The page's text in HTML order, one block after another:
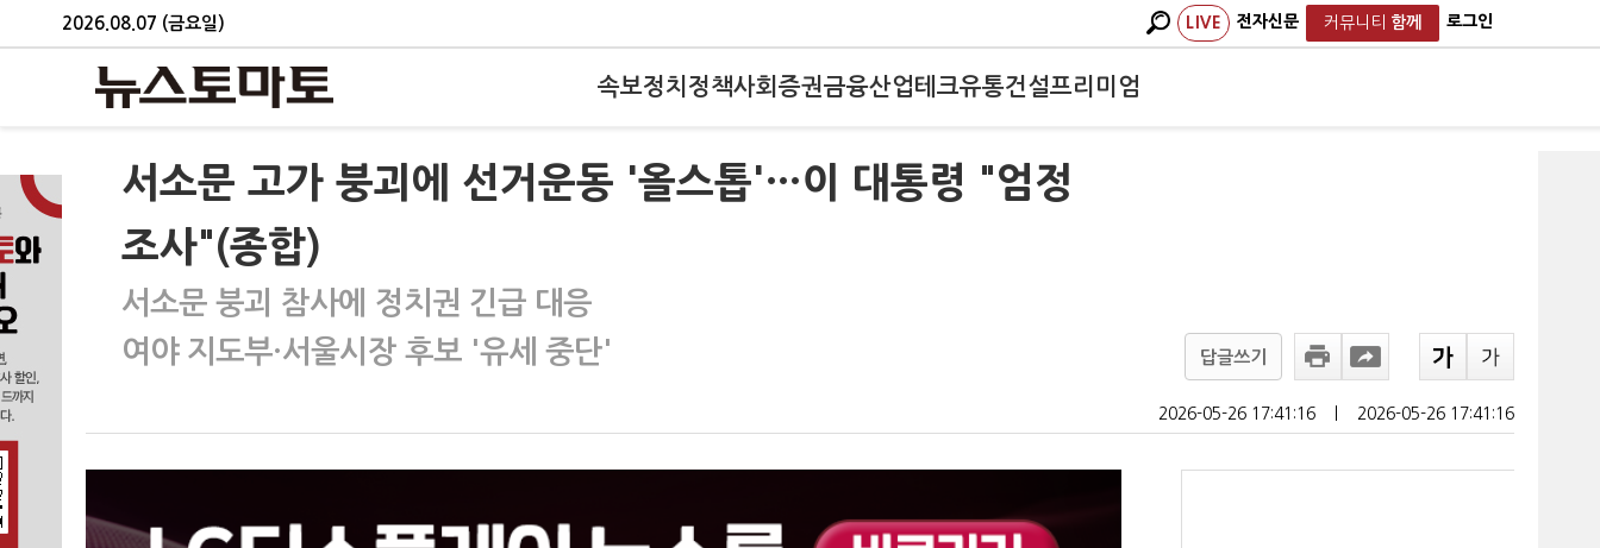
2026.08.07 (금요일) LIVE 전자신문 커뮤니티 함께 로그인
속보정치 정책사회 증권금융산업테크유통건설프리미엄
서소문 고가 붕괴에 선거운동 '올스톱'…이 대통령 "엄정
조사"(종합)
서소문 붕괴 참사에 정치권 긴급 대응
여야 지도부·서울시장 후보 '유세 중단'
답글쓰기
2026-05-26 17:41:16 2026-05-26 17:41:16